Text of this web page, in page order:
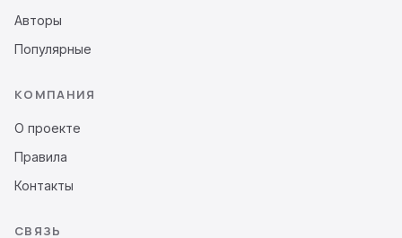
Авторы
Популярные
КОМПАНИЯ
О проекте
Правила
Контакты
СВЯЗЬ